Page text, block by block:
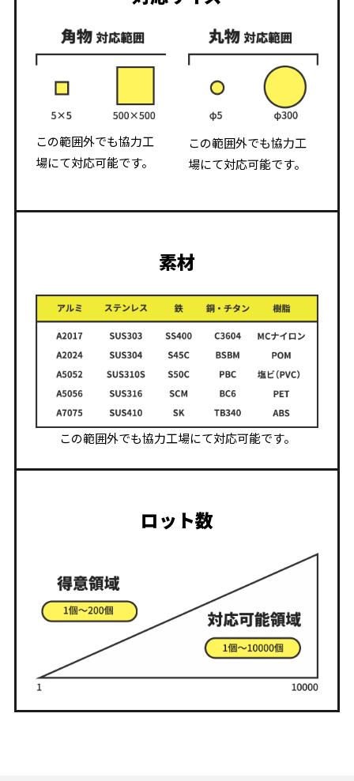
この範囲外でも協力工
場にて対応可能です。
この範囲外でも協力工
場にて対応可能です。
素材
この範囲外でも協力工場にて対応可能です。
ロット数